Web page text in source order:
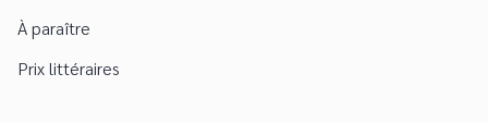
À paraître
Prix littéraires